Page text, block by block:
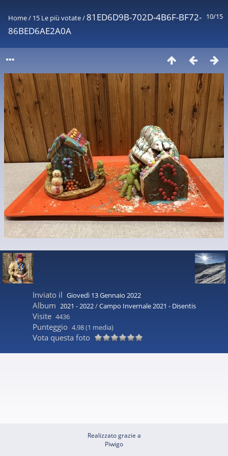
10/15
Home/ 15 Le più votate/ 81ED6D9B-702D-4B6F-BF72-
86BED6AE2A0A
Inviato il Giovedì 13 Gennaio 2022
Album 2021 - 2022/Campo Invernale 2021 - Disentis
Visite 4436
Punteggio 4.98(1 media)
Vota questa foto
Realizzato grazie a
Piwigo